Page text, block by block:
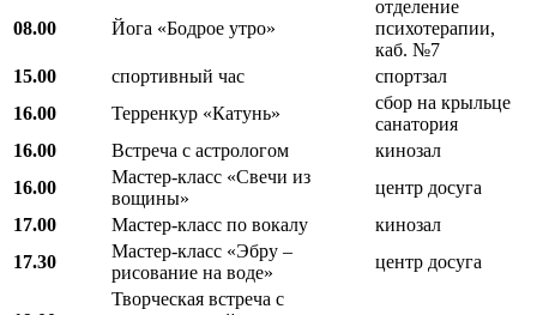
08.00 Йога «Бодрое утро»
отделение
психотерапии,
каб. №7
15.00
спортивный час
спортзал
16.00
Терренкур «Катунь»
сбор на крыльце
санатория
16.00
Встреча с астрологом
кинозал
16.00
Мастер-класс «Свечи из
вощины»
центр досуга
17.00
Мастер-класс по вокалу
кинозал
17.30
Мастер-класс «Эбру –
рисование на воде»
центр досуга
Творческая встреча с